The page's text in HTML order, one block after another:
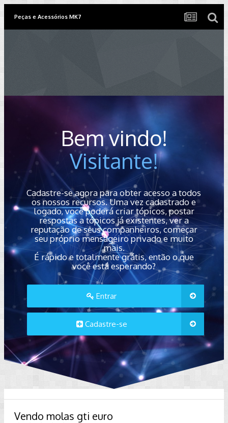
Peças e Acessórios MK7
Bem vindo!
Visitante!
Cadastre-se agora para obter acesso a todos
os nossos recursos. Uma vez cadastrado e
logado, você poderá criar tópicos, postar
respostas a tópicos já existentes, ver a
reputação de seus companheiros, começar
seu próprio mensageiro privado e muito
mais.
É rápido e totalmente grátis, então o que
você está esperando?
Entrar
Cadastre-se
Vendo molas gti euro